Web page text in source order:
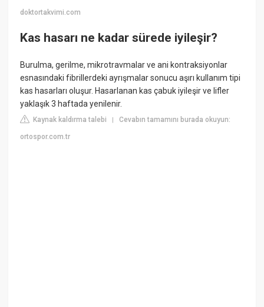
doktortakvimi.com
Kas hasarı ne kadar sürede iyileşir?
Burulma, gerilme, mikrotravmalar ve ani kontraksiyonlar
esnasındaki fibrillerdeki ayrışmalar sonucu aşırı kullanım tipi
kas hasarları oluşur. Hasarlanan kas çabuk iyileşir ve lifler
yaklaşık 3 haftada yenilenir.
Kaynak kaldırma talebi |Cevabın tamamını burada okuyun:
ortospor.com.tr